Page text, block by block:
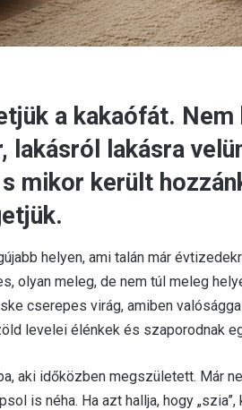
a kakaófát.
lakásról lakásra
s mikor került
helyen, ami talán már
olyan meleg, de nem túl meleg
cserepes virág, amiben
levelei élénkek és szaporodnak
aki időközben megszületett. Már
is néha. Ha azt hallja, hogy